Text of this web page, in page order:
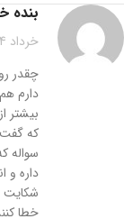
بنده
خرداد 24, 1400 در 7:48 ب.ظ
چقدر
دارم
بیشتر
سواله
داره و
خطا